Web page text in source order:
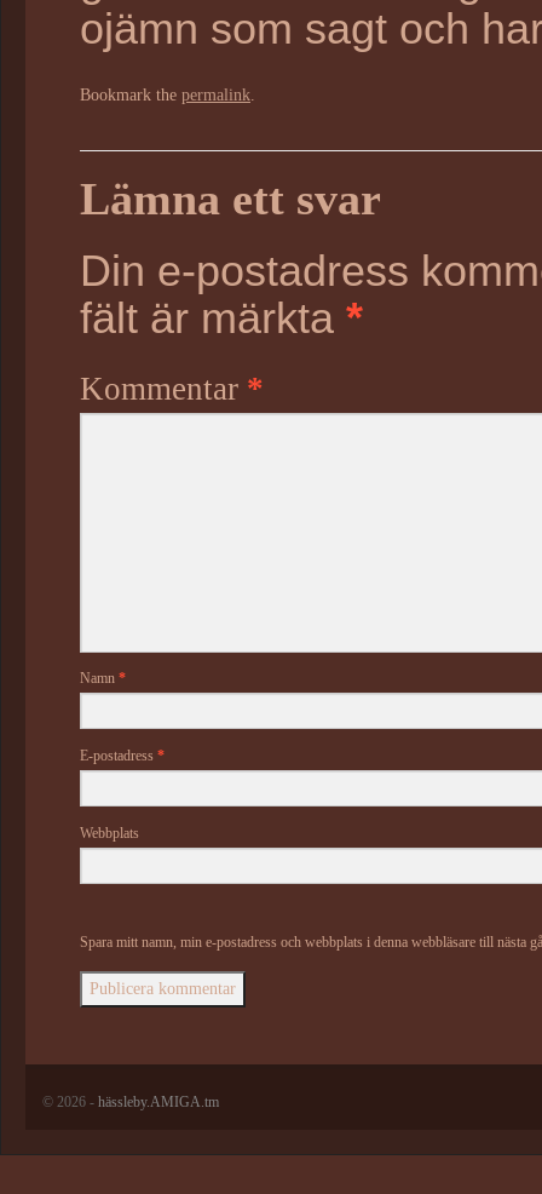
ojämn som sagt och
Bookmark the permalink
Lämna ett svar
Din e-postadress
fält är märkta *
Kommentar *
Namn *
E-postadress *
Webbplats
Spara mitt namn, min e-postadress och webbplats i denna webbläsare till nästa
© 2026 - hässleby.AMIGA.tm